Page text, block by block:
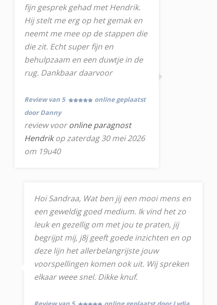
fijn gesprek gehad met Hendrik.
Hij stelt me erg op het gemak en
neemt me mee op de stappen die
die zit. Echt super fijn en
behulpzaam en een duwtje in de
rug. Dankbaar daarvoor
Review van 5
online geplaatst
door Danny
review vooronline paragnost
Hendrikop zaterdag 30 mei 2026
om 19u40
Hoi Sandraa, Wat ben jij een mooi mens en
een geweldig goed medium. Ik vind het zo
leuk en gezellig om met jou te praten, jij
begrijpt mij, j8j geeft goede inzichten en op
deze lijn het allerbelangrijste jouw
voorspellingen komen ook uit. Wij spreken
elkaar weee snel. Dikke knuf.